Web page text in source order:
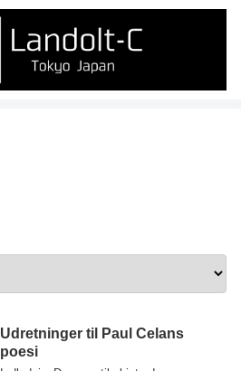
Udretninger til Paul Celans
poesi